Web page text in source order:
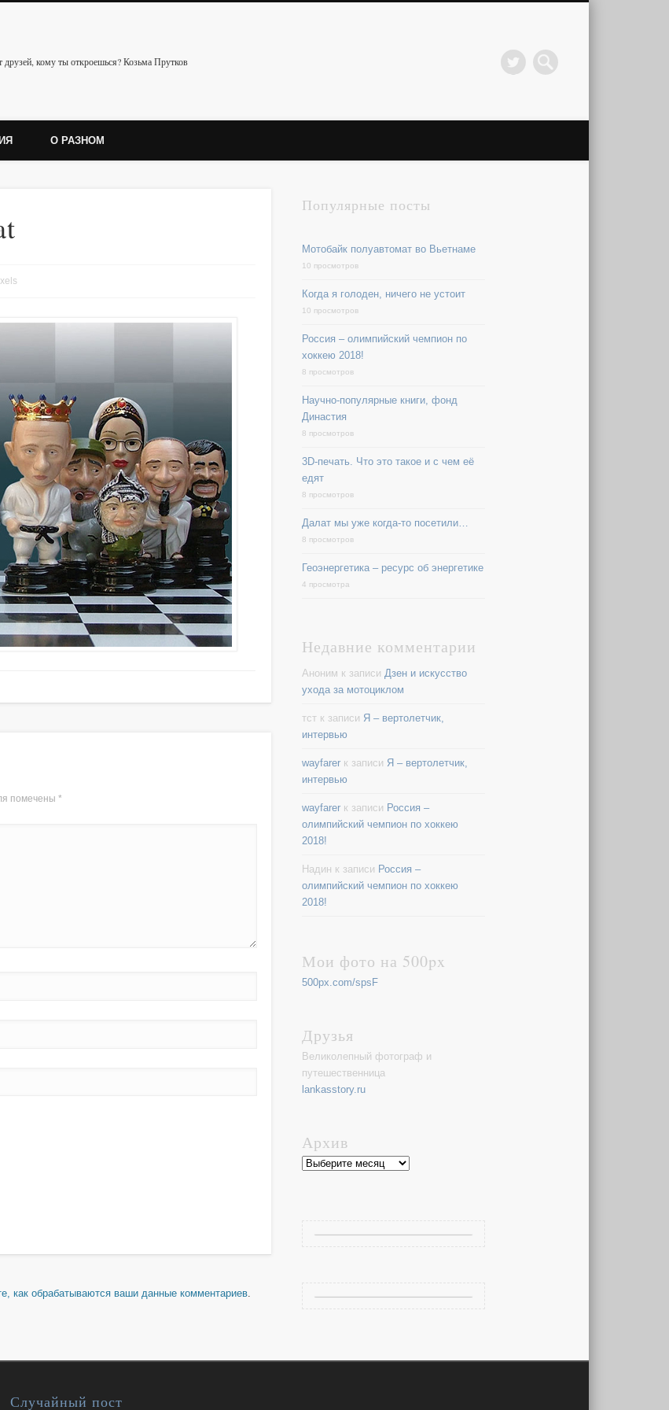
друзей, кому ты откроешься? Козьма Прутков
О РАЗНОМ
помечены*
как обрабатываются ваши данные комментариев
Популярные посты
Мотобайк полуавтомат во Вьетнаме
10 просмотров
Когда я голоден, ничего не устоит
10 просмотров
Россия – олимпийский чемпион по
хоккею 2018!
8 просмотров
Научно-популярные книги, фонд
Династия
8 просмотров
3D-печать. Что это такое и с чем её
едят
8 просмотров
Далат мы уже когда-то посетили…
8 просмотров
Геоэнергетика – ресурс об энергетике
4 просмотра
Недавние комментарии
Аноним к записи Дзен и искусство
ухода за мотоциклом
тстк записи Я – вертолетчик,
интервью
wayfarerк записи Я – вертолетчик,
интервью
wayfarerк записи Россия –
олимпийский чемпион по хоккею
2018!
Надин к записи Россия –
олимпийский чемпион по хоккею
2018!
Мои фото на 500px
500px.com/spsF
Друзья
Великолепный фотограф и
путешественница
lankasstory.ru
Архив
Архив
Случайный пост